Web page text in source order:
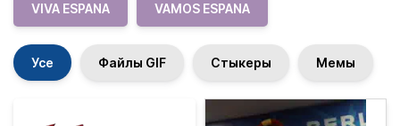
VIVA ESPANA VAMOS ESPANA
Усе Файлы GIF Стыкеры Мемы